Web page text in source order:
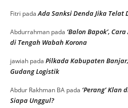
Fitri padaAda Sanksi Denda Jika Telat
Abdurrahman pada ‘Balon Bapok’,
di Tengah Wabah Korona
jawiah pada Pilkada Kabupaten
Gudang Logistik
Abdur Rakhman BA pada ‘Perang’
Siapa Unggul?